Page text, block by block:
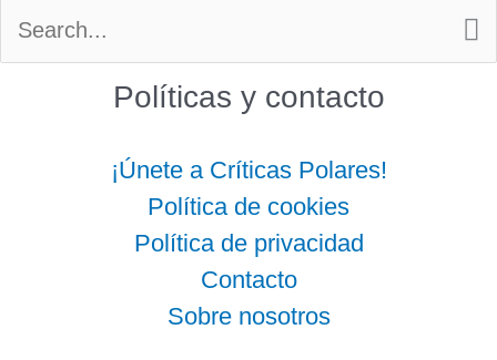
Políticas y contacto
¡Únete a Críticas Polares!
Política de cookies
Política de privacidad
Contacto
Sobre nosotros